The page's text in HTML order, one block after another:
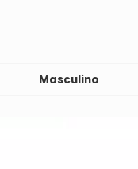
Masculino